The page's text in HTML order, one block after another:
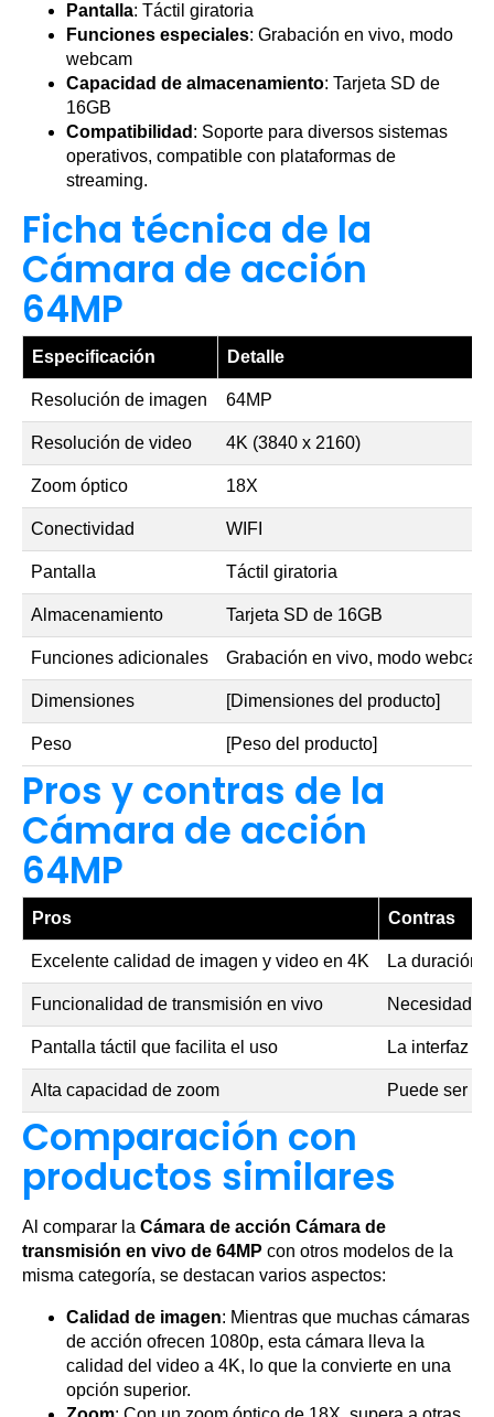
Pantalla: Táctil giratoria
Funciones especiales: Grabación en vivo, modo
webcam
Capacidad de almacenamiento: Tarjeta SD de
16GB
Compatibilidad : Soporte para diversos sistemas
operativos, compatible con plataformas de
streaming.
Ficha técnica de la
Cámara de acción
64MP
Especificación Detalle
Resolución de imagen 64MP
Resolución de video 4K (3840 x 2160)
Zoom óptico 18X
Conectividad WIFI
Pantalla Táctil giratoria
Almacenamiento Tarjeta SD de 16GB
Funciones adicionales Grabación en vivo, modo webcam
Dimensiones [Dimensiones del producto]
Peso [Peso del producto]
Pros y contras de la
Cámara de acción
64MP
Pros Contras
Excelente calidad de imagen y video en 4K La duración
Funcionalidad de transmisión en vivo Necesidad
Pantalla táctil que facilita el uso La interfaz
Alta capacidad de zoom Puede ser
Comparación con
productos similares
Al comparar la Cámara de acción Cámara de
transmisión en vivo de 64MP con otros modelos de la
misma categoría, se destacan varios aspectos:
Calidad de imagen: Mientras que muchas cámaras
de acción ofrecen 1080p, esta cámara lleva la
calidad del video a 4K, lo que la convierte en una
opción superior.